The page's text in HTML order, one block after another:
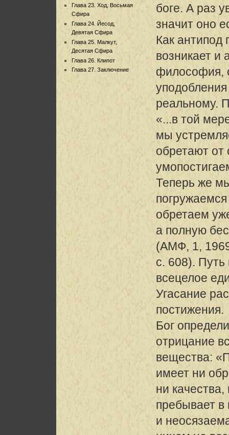
Глава 23. Ход, Восьмая
Сфира
Глава 24. Йесод,
Девятая Сфира
Глава 25. Малкут,
Десятая Сфира
Глава 26. Клипот
Глава 27. Заключение
боге. А раз
значит оно
Как антипод
возникает и
философия,
реальному.
«...в той
мы
обретают от
Теперь же
обретаем
а полную
(АМФ, 1,
с. 608). Путь
всецелое
Угасание
постижения.
Бог
отрицание
вещества:
имеет ни
ни
пребывает в
и